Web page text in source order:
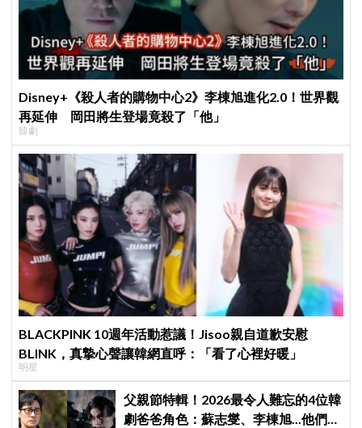
Disney+《殺人者的購物中心2》李棟旭進化2.0！世界觀
再延伸 岡田將生登場竟殺了「他」
韓劇
BLACKPINK 10週年活動惹議！Jisoo親自道歉安慰
BLINK，真摯心聲讓韓網直呼：「看了心裡好暖」
明星
父親節特輯！2026最令人難忘的4位韓
劇爸爸角色：蘇志燮、李棟旭...他們連